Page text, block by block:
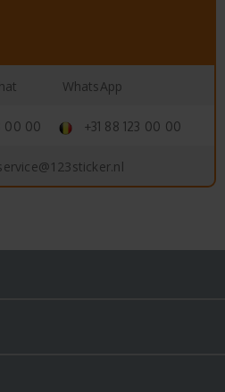
WhatsApp
00 00 +31 88 123 00 00